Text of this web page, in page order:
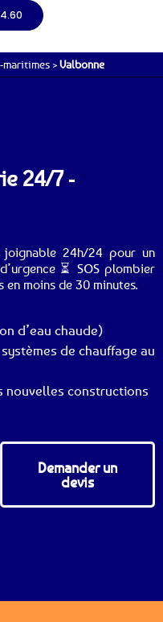
maritimes >Valbonne
24/7 -
joignable 24h/24 pour un
⏳ SOS plombier
moins de 30 minutes.
d’eau chaude)
de chauffage au
nouvelles constructions
Demander un
devis